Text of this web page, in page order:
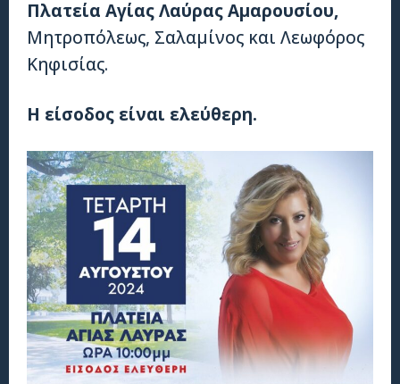
Πλατεία Αγίας Λαύρας Αμαρουσίου,
Μητροπόλεως, Σαλαμίνος και Λεωφόρος
Κηφισίας.
Η είσοδος είναι ελεύθερη.